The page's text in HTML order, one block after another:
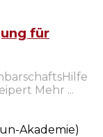
für
Mehr ...
Akademie)